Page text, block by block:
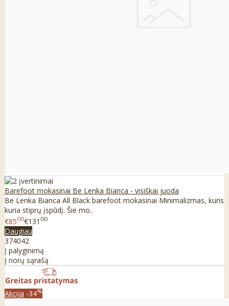
Barefoot mokasinai Be Lenka Bianca - visiškai juoda
Be Lenka Bianca All Black barefoot mokasinai Minimalizmas, kuris
kuria stiprų įspūdį. Šie mo..
€8500€131 00
Daugiau
374042
Į palyginimą
Į norų sąrašą
Akcija -34%